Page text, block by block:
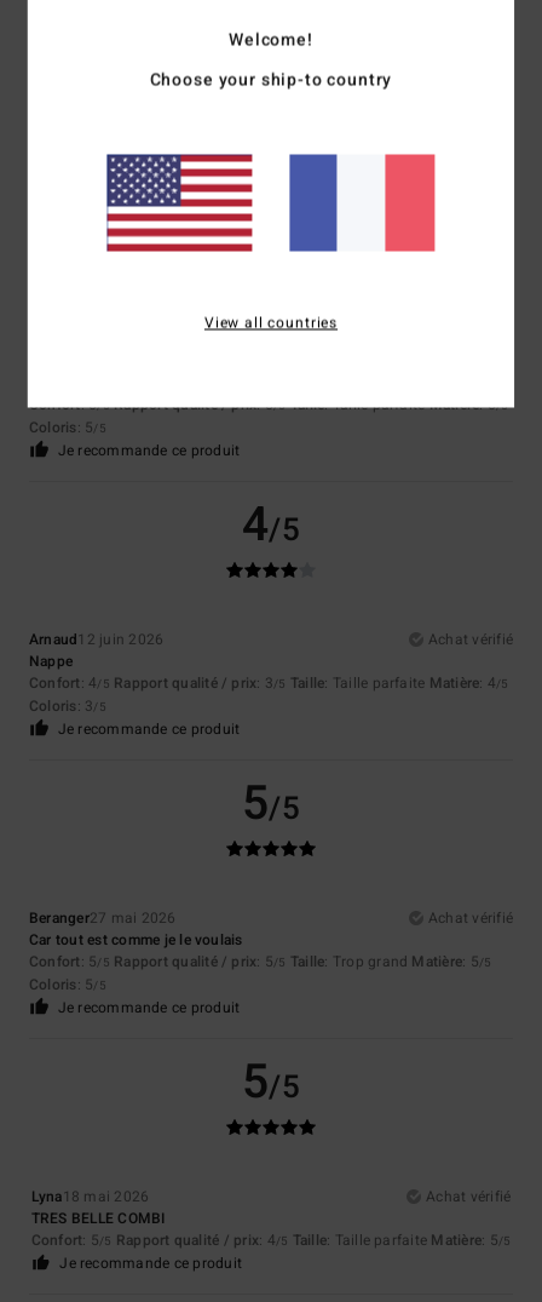
kg. Il est léger et estival. J'en suis super contente !
Je recommande ce produit
5 /5
Confort: 5/5 Rapport qualité / prix: 5/5 Taille: Taille parfaiteMatière: 5/5
Coloris: 5/5
Je recommande ce produit
4/5
Arnaud12 juin 2026
Achat vérifié
Nappe
Confort: 4/5 Rapport qualité / prix: 3/5 Taille: Taille parfaite Matière: 4/5
Coloris: 3/5
Je recommande ce produit
5/5
Beranger27 mai 2026
Achat vérifié
Car tout est comme je le voulais
Confort: 5/5 Rapport qualité / prix: 5/5 Taille: Trop grand Matière: 5/5
Coloris: 5/5
Je recommande ce produit
5/5
Lyna18 mai 2026
Achat vérifié
TRES BELLE COMBI
Confort: 5/5 Rapport qualité / prix: 4/5 Taille: Taille parfaite Matière: 5/5
Je recommande ce produit
Welcome!
Choose your ship-to country
View all countries